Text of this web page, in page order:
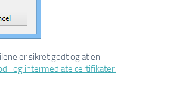
er sikret godt og at en
og intermediate certifikater.